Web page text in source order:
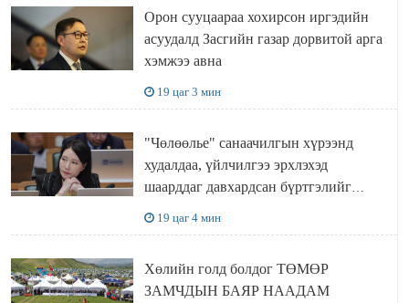
Орон сууцаараа хохирсон иргэдийн
асуудалд Засгийн газар дорвитой арга
хэмжээ авна
19 цаг 3 мин
"Чөлөөлье" санаачилгын хүрээнд
худалдаа, үйлчилгээ эрхлэхэд
шаарддаг давхардсан бүртгэлийг
19 цаг 4 мин
Хөлийн голд болдог ТӨМӨР
ЗАМЧДЫН БАЯР НААДАМ